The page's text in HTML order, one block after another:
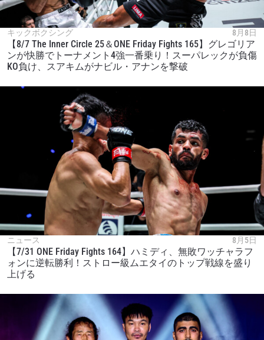
キックボクシング 8月8日
【8/7 The Inner Circle 25＆ONE Friday Fights 165】グレゴリア
ンが快勝でトーナメント4強一番乗り！スーパレックが負傷
KO負け、スアキムがナビル・アナンを撃破
ニュース 8月5日
【7/31 ONE Friday Fights 164】ハミディ、無敗ワッチャラフ
ォンに逆転勝利！ストロー級ムエタイのトップ戦線を盛り
上げる